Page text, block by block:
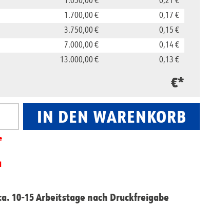
1.700,00 €
0,17 €
3.750,00 €
0,15 €
7.000,00 €
0,14 €
13.000,00 € 0,13 €
€*
Gib den gewünschten Wert ein oder
IN DEN WARENKORB
10-15 Arbeitstage nach Druckfreigabe